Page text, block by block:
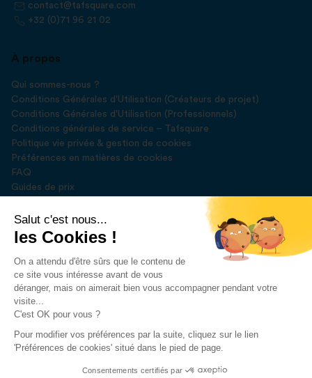
contact@tafsquare.com
+32 (0)71 96 21 02
À propos
Qui sommes-nous ?
Conditions Générales d'Utilisation (Créateurs de projet)
Conditions Générales d'Utilisation (Professionnels)
Conditions générales de service – Tafsquare
Politique vie privée & gestion de cookies
Préférences en matières de cookies
FAQ
Guides de prix
Presse
Développé par DEUSE SPRL
Salut c'est nous...
les Cookies !
On a attendu d'être sûrs que le contenu de
ce site vous intéresse avant de vous
déranger, mais on aimerait bien vous accompagner pendant votre
visite...
C'est OK pour vous ?
Pour modifier vos préférences par la suite, cliquez sur le lien
'Préférences de cookies' situé dans le pied de page.
Consentements certifiés par